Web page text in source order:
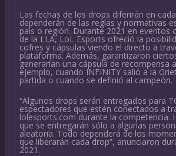
Las fechas de los drops diferirán en
dependerán de las reglas y normativas
país o región. Durante 2021 en eventos
de la LLA, LoL Esports ofreció la
cofres y cápsulas viendo el directo a
plataforma. Además, garantizaron
generarían una cápsula de recompensa
ejemplo, cuando INFINITY salió a la
partida o cuando se definió al campeón.
“Algunos drops serán entregados para
espectadores que estén conectados a
lolesports.com durante la competencia.
que se entregarán sólo a algunas
aleatoria. Todo dependerá de los
que liberarán cada drop”, anunciaron
2021.